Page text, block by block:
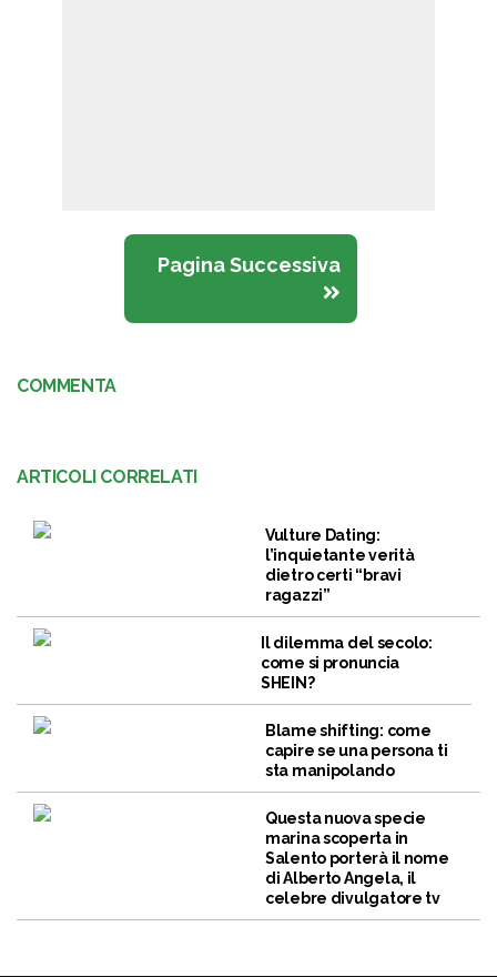
Pagina Successiva
COMMENTA
ARTICOLI CORRELATI
Vulture Dating:
l’inquietante verità
dietro certi “bravi
ragazzi”
Il dilemma del secolo:
come si pronuncia
SHEIN?
Blame shifting: come
capire se una persona ti
sta manipolando
Questa nuova specie
marina scoperta in
Salento porterà il nome
di Alberto Angela, il
celebre divulgatore tv